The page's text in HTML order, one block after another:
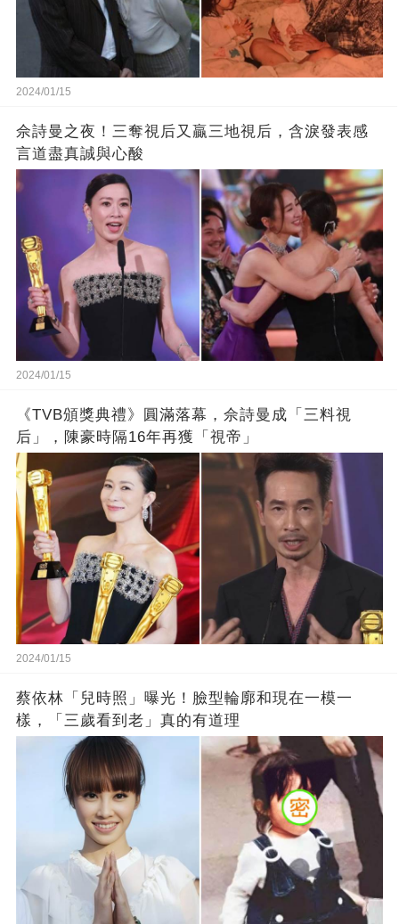
2024/01/15
佘詩曼之夜！三奪視后又贏三地視后，含淚發表感
言道盡真誠與心酸
2024/01/15
《TVB頒獎典禮》圓滿落幕，佘詩曼成「三料視
后」，陳豪時隔16年再獲「視帝」
2024/01/15
蔡依林「兒時照」曝光！臉型輪廓和現在一模一
樣，「三歲看到老」真的有道理